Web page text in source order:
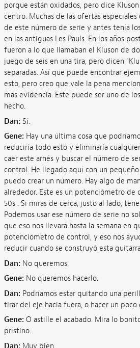
porque están oxidados, pero dice
centro. Muchas de las ofertas
de este número de serie y antes tenía
en las antiguas Les Pauls. En los años
fueron a lo que llamaban el Kluson de
juego de seis en una tira, pero dicen
separadas. Así que puede encontrar
esto, pero creo que vale la pena
más evidencia. Este puede ser uno de
hecho.
Dan: Sí.
Gene: Hay una última cosa que
reduciría todo esto y eliminaría
caer este arnés y buscar el número de
control. He llegado aquí con un
puedo crear un número. Hay algo de
alrededor. Este es un potenciómetro de
50s . Si miras de cerca, justo al lado,
Podemos usar ese número de serie no
que eso nos llevará hasta la semana en
potenciómetro de control, y eso nos
reducir cuando se construyó esta
Dan: No queremos.
Gene: No queremos hacerlo.
Dan: Podríamos estar quitando una
tirar del eje hacia fuera, o hacer un poco
Gene: O astille el acabado. Mira lo
prístino.
Dan: Muy bien,